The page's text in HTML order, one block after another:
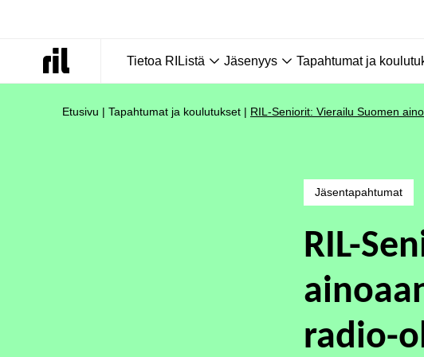
Tietoa RIListä Jäsenyys Tapahtumat ja
Etusivu | Tapahtumat ja koulutukset | RIL-Seniorit: Vierailu Suomen
Jäsentapahtumat
RIL-
radio-